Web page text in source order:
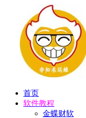
首页
软件教程
金蝶财软